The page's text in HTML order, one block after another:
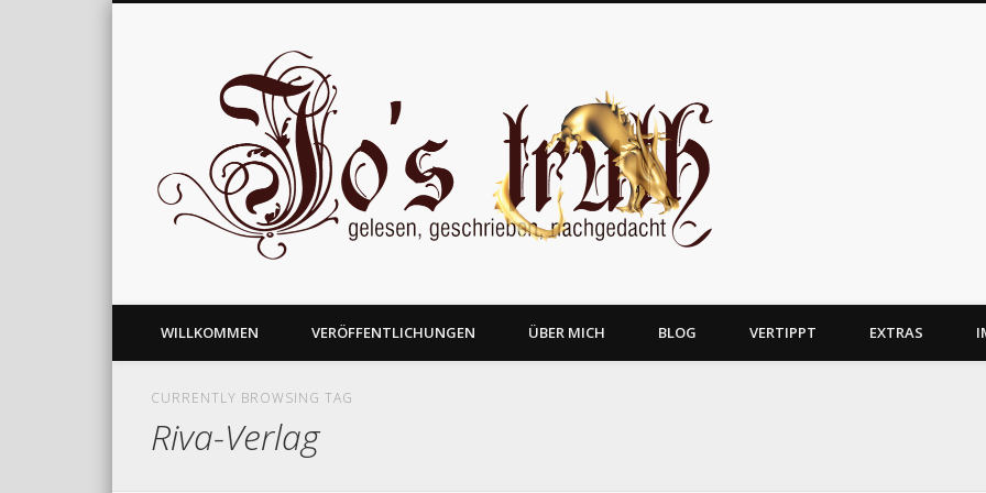
gelesen, geschrieben und nachgedacht
WILLKOMMEN VERÖFFENTLICHUNGEN ÜBER MICH BLOG VERTIPPT EXTRAS
CURRENTLY BROWSING TAG
Riva-Verlag